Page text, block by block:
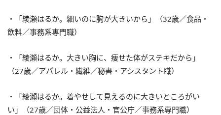
・「綾瀬はるか。細いのに胸が大きいから」（32歳／食品・
飲料／事務系専門職）
・「綾瀬はるか。大きい胸に、痩せた体がステキだから」
（27歳／アパレル・繊維／秘書・アシスタント職）
・「綾瀬はるか。着やせして見えるのに大きいところがい
い」（27歳／団体・公益法人・官公庁／事務系専門職）